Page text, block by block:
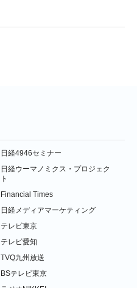
日経4946セミナー
日経ウーマノミクス・プロジェク
ト
Financial Times
日経メディアマーケティング
テレビ東京
テレビ愛知
TVQ九州放送
BSテレビ東京